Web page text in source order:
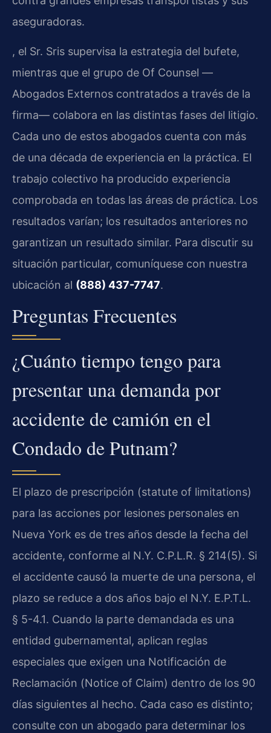
aseguradoras.
, el Sr. Sris supervisa la estrategia del bufete,
mientras que el grupo de Of Counsel —
Abogados Externos contratados a través de la
firma— colabora en las distintas fases del litigio.
Cada uno de estos abogados cuenta con más
de una década de experiencia en la práctica. El
trabajo colectivo ha producido experiencia
comprobada en todas las áreas de práctica. Los
resultados varían; los resultados anteriores no
garantizan un resultado similar. Para discutir su
situación particular, comuníquese con nuestra
ubicación al (888) 437-7747.
Preguntas Frecuentes
¿Cuánto tiempo tengo para
presentar una demanda por
accidente de camión en el
Condado de Putnam?
El plazo de prescripción (statute of limitations)
para las acciones por lesiones personales en
Nueva York es de tres años desde la fecha del
accidente, conforme al N.Y. C.P.L.R. § 214(5). Si
el accidente causó la muerte de una persona, el
plazo se reduce a dos años bajo el N.Y. E.P.T.L.
§ 5-4.1. Cuando la parte demandada es una
entidad gubernamental, aplican reglas
especiales que exigen una Notificación de
Reclamación (Notice of Claim) dentro de los 90
días siguientes al hecho. Cada caso es distinto;
consulte con un abogado para determinar los